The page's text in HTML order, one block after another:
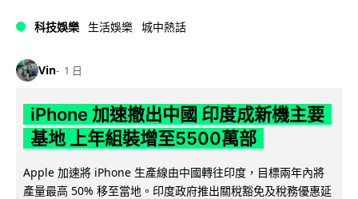
科技娛樂 生活娛樂 城中熱話
Vin 1 日
iPhone 加速撤出中國 印度成新機主要
基地 上年組裝增至5500萬部
Apple 加速將 iPhone 生產線由中國轉往印度，目標兩年內將
產量最高 50% 移至當地。印度政府推出關稅豁免及稅務優惠延